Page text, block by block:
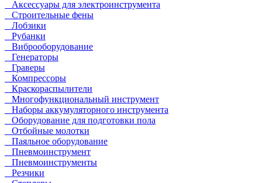
Аксессуары для электроинструмента
Строительные фены
Лобзики
Рубанки
Виброоборудование
Генераторы
Граверы
Компрессоры
Краскораспылители
Многофункциональный инструмент
Наборы аккумуляторного инструмента
Оборудование для подготовки пола
Отбойные молотки
Паяльное оборудование
Пневмоинструмент
Пневмоинструменты
Резчики